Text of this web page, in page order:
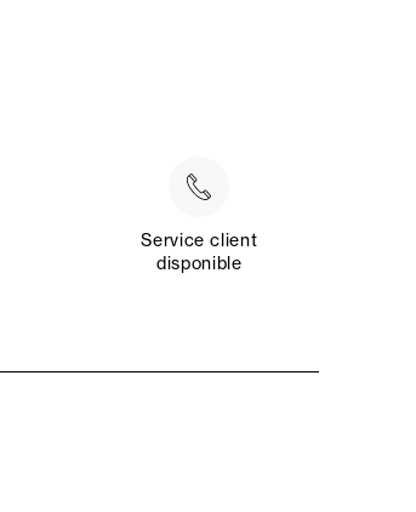
Service client
disponible